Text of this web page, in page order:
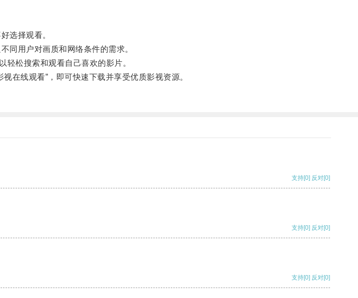
选择观看。
用户对画质和网络条件的需求。
松搜索和观看自己喜欢的影片。
线观看”，即可快速下载并享受优质影视资源。
支持[0] 反对[0]
支持[0] 反对[0]
支持[0] 反对[0]